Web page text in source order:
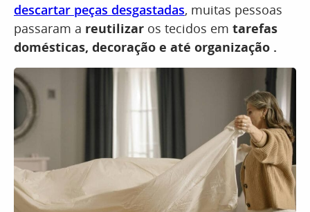
descartar peças desgastadas, muitas pessoas
passaram a reutilizar os tecidos em tarefas
domésticas, decoração e até organização .